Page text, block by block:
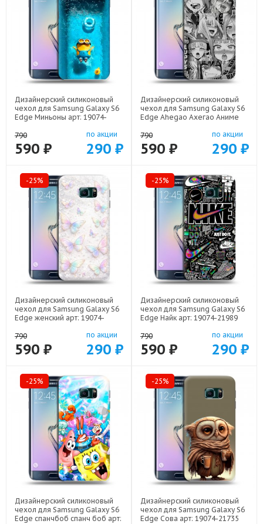
Дизайнерский силиконовый
чехол для Samsung Galaxy S6
Edge Миньоны арт: 19074-
790
590 ₽
по акции
290 ₽
Дизайнерский силиконовый
чехол для Samsung Galaxy S6
Edge Ahegao Ахегао Аниме
790
590 ₽
по акции
290 ₽
-25%
Дизайнерский силиконовый
чехол для Samsung Galaxy S6
Edge женский арт: 19074-
790
590 ₽
по акции
290 ₽
-25%
Дизайнерский силиконовый
чехол для Samsung Galaxy S6
Edge Найк арт: 19074-21989
790
590 ₽
по акции
290 ₽
-25%
Дизайнерский силиконовый
чехол для Samsung Galaxy S6
Edge спанчбоб спанч боб арт:
-25%
Дизайнерский силиконовый
чехол для Samsung Galaxy S6
Edge Сова арт: 19074-21735